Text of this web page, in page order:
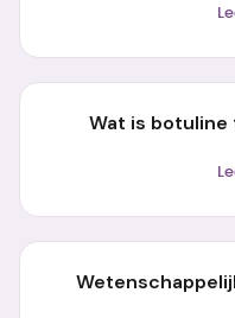
Wat is